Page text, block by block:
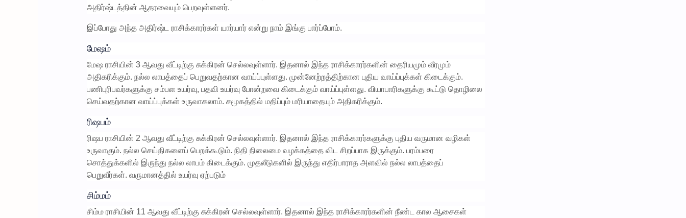
அதிர்ஷ்டத்தின் ஆதரவையும் பெறவுள்ளனர்.
இப்போது அந்த அதிர்ஷ்ட ராசிக்காரர்கள் யார்யார் என்று நாம் இங்கு பார்ப்போம்.
மேஷம்
மேஷ ராசியின் 3 ஆவது வீட்டிற்கு சுக்கிரன் செல்லவுள்ளார். இதனால் இந்த ராசிக்காரர்களின் தைரியமும் வீரமும்
அதிகரிக்கும். நல்ல லாபத்தைப் பெறுவதற்கான வாய்ப்புள்ளது. முன்னேற்றத்திற்கான புதிய வாய்ப்புக்கள் கிடைக்கும்.
பணிபுரிபவர்களுக்கு சம்பள உயர்வு, பதவி உயர்வு போன்றவை கிடைக்கும் வாய்ப்புள்ளது. வியாபாரிகளுக்கு கூட்டு தொழிலை
செய்வதற்கான வாய்ப்புக்கள் உருவாகலாம். சமூகத்தில் மதிப்பும் மரியாதையும் அதிகரிக்கும்.
ரிஷபம்
ரிஷப ராசியின் 2 ஆவது வீட்டிற்கு சுக்கிரன் செல்லவுள்ளார். இதனால் இந்த ராசிக்காரர்களுக்கு புதிய வருமான வழிகள்
உருவாகும். நல்ல செய்திகளைப் பெறக்கூடும். நிதி நிலைமை வழக்கத்தை விட சிறப்பாக இருக்கும். பரம்பரை
சொத்துக்களில் இருந்து நல்ல லாபம் கிடைக்கும். முதலீடுகளில் இருந்து எதிர்பாராத அளவில் நல்ல லாபத்தைப்
பெறுவீர்கள். வருமானத்தில் உயர்வு ஏற்படும்
சிம்மம்
சிம்ம ராசியின் 11 ஆவது வீட்டிற்கு சுக்கிரன் செல்லவுள்ளார். இதனால் இந்த ராசிக்காரர்களின் நீண்ட கால ஆசைகள்